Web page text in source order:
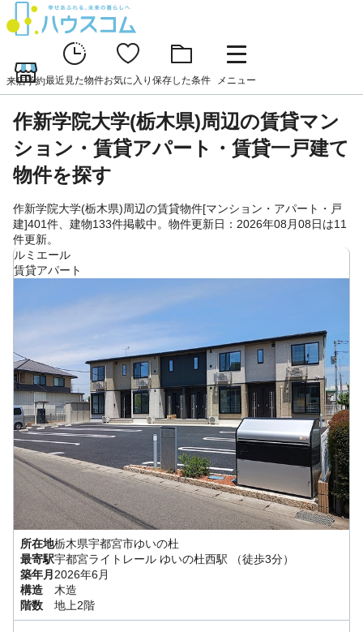
来店予約最近見た物件お気に入り 保存した条件 メニュー
作新学院大学(栃木県)周辺の賃貸マン
ション・賃貸アパート・賃貸一戸建て
物件を探す
作新学院大学(栃木県)周辺の賃貸物件[マンション・アパート・戸
建]401件、建物133件掲載中。物件更新日：2026年08月08日は11
件更新。
ルミエール
賃貸アパート
所在地栃木県宇都宮市ゆいの杜
最寄駅宇都宮ライトレール ゆいの杜西駅
（徒歩3分）
築年月 2026年6月
構造
木造
階数
地上2階